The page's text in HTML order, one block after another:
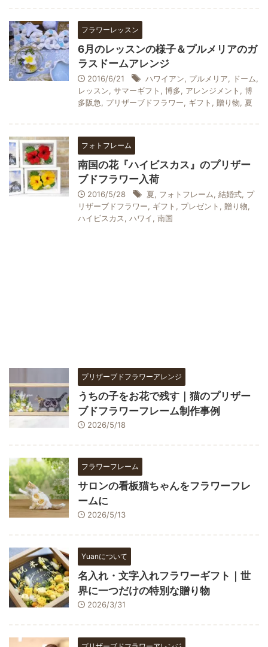
フラワーレッスン
6月のレッスンの様子＆プルメリアのガ
ラスドームアレンジ
2016/6/21 ハワイアン, プルメリア, ドーム,
レッスン, サマーギフト , 博多, アレンジメント , 博
多阪急, プリザーブドフラワー, ギフト , 贈り物, 夏
フォトフレーム
南国の花『ハイビスカス』のプリザー
ブドフラワー入荷
2016/5/28 夏, フォトフレーム, 結婚式, プ
リザーブドフラワー, ギフト , プレゼント , 贈り物,
ハイビスカス, ハワイ, 南国
プリザーブドフラワーアレンジ
うちの子をお花で残す｜猫のプリザー
ブドフラワーフレーム制作事例
2026/5/18
フラワーフレーム
サロンの看板猫ちゃんをフラワーフレ
ームに
2026/5/13
Yuanについて
名入れ・文字入れフラワーギフト｜世
界に一つだけの特別な贈り物
2026/3/31